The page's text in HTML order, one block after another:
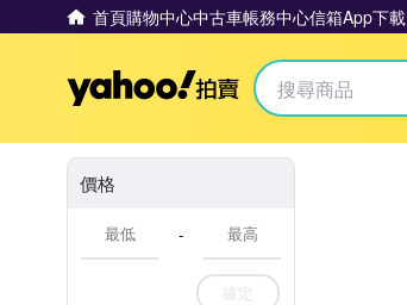
首頁購物中心中古車帳務中心信箱App下載
Yahoo拍賣
價格
-
確定